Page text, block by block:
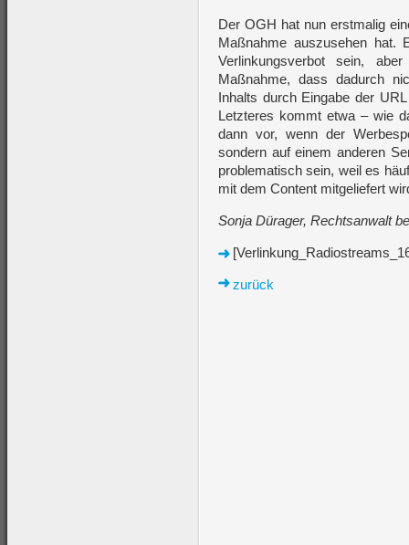
Der OGH hat nun erstmalig
Maßnahme auszusehen
Verlinkungsverbot sein,
Maßnahme, dass dadurch
Inhalts durch Eingabe der
Letzteres kommt etwa – wie
dann vor, wenn der
sondern auf einem anderen
problematisch sein, weil es
mit dem Content mitgeliefert
Sonja Dürager, Rechtsanwalt
zurück